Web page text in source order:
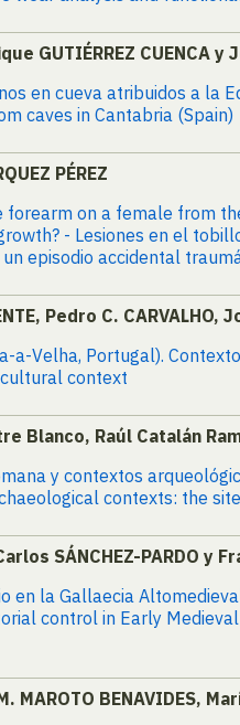
GUTIÉRREZ CUENCA y
en cueva atribuidos a la
caves in Cantabria (Spain)
PÉREZ
on a female from
- Lesiones en el
episodio accidental
Pedro C. CARVALHO,
a-Velha, Portugal).
context
Blanco, Raúl Catalán
y contextos
contexts: the
SÁNCHEZ-PARDO y
la Gallaecia
control in Early
MAROTO BENAVIDES,